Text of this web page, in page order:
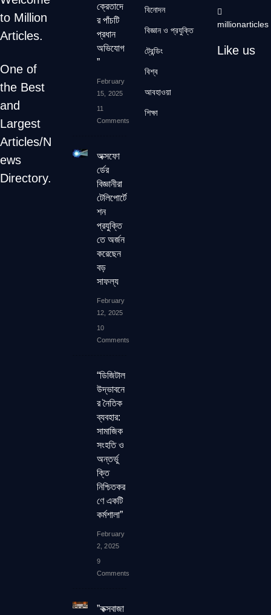
to Million
Articles.
One of
the Best
and
Largest
Articles/N
ews
Directory.
ক্রেতাদে
র পাঁচটি
প্রধান
অভিযোগ
”
February
15, 2025
11
Comments
অক্সফো
র্ডের
বিজ্ঞানীরা
টেলিপোর্টে
শন
প্রযুক্তি
তে অর্জন
করেছেন
বড়
সাফল্য
February
12, 2025
10
Comments
“ডিজিটাল
উদ্ভাবনে
র নৈতিক
ব্যবহার:
সামাজিক
সংহতি ও
অন্তর্ভু
ক্তি
নিশ্চিতকর
ণে একটি
কর্মশালা”
February
2, 2025
9
Comments
”কক্সবাজা
বিনোদন
বিজ্ঞান ও প্রযুক্তি
ট্রেন্ডিং
বিশ্ব
আবহাওয়া
শিক্ষা
millionarticles
Like us